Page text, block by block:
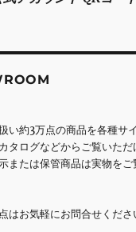
い約3万点の商品を各種サ
タログなどからご覧いただ
または保管商品は実物をご
はお気軽にお問合せくださ